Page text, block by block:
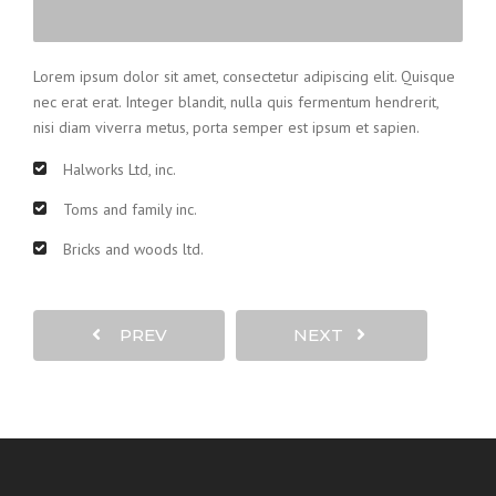
Lorem ipsum dolor sit amet, consectetur adipiscing elit. Quisque
nec erat erat. Integer blandit, nulla quis fermentum hendrerit,
nisi diam viverra metus, porta semper est ipsum et sapien.
Halworks Ltd, inc.
Toms and family inc.
Bricks and woods ltd.
PREV NEXT